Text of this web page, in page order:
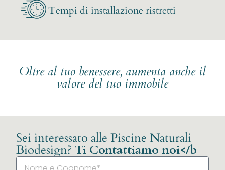
Tempi di installazione ristretti
Oltre al tuo benessere, aumenta anche il
valore del tuo immobile
Sei interessato alle Piscine Naturali
Biodesign? Ti Contattiamo noi</b